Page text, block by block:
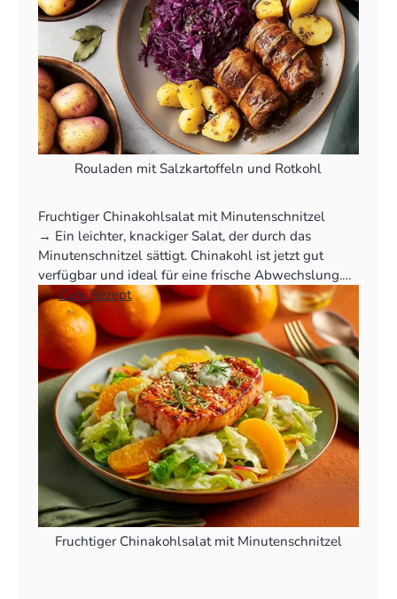
Rouladen mit Salzkartoffeln und Rotkohl
Fruchtiger Chinakohlsalat mit Minutenschnitzel
‍→ Ein leichter, knackiger Salat, der durch das
Minutenschnitzel sättigt. Chinakohl ist jetzt gut
verfügbar und ideal für eine frische Abwechslung.
👉Zum Rezept
Fruchtiger Chinakohlsalat mit Minutenschnitzel